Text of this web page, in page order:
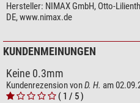
Hersteller: NIMAX GmbH, Otto-
DE, www.nimax.de
KUNDENMEINUNGEN
Keine 0.3mm
Kundenrezension vonD. H. am
( 1 / 5 )